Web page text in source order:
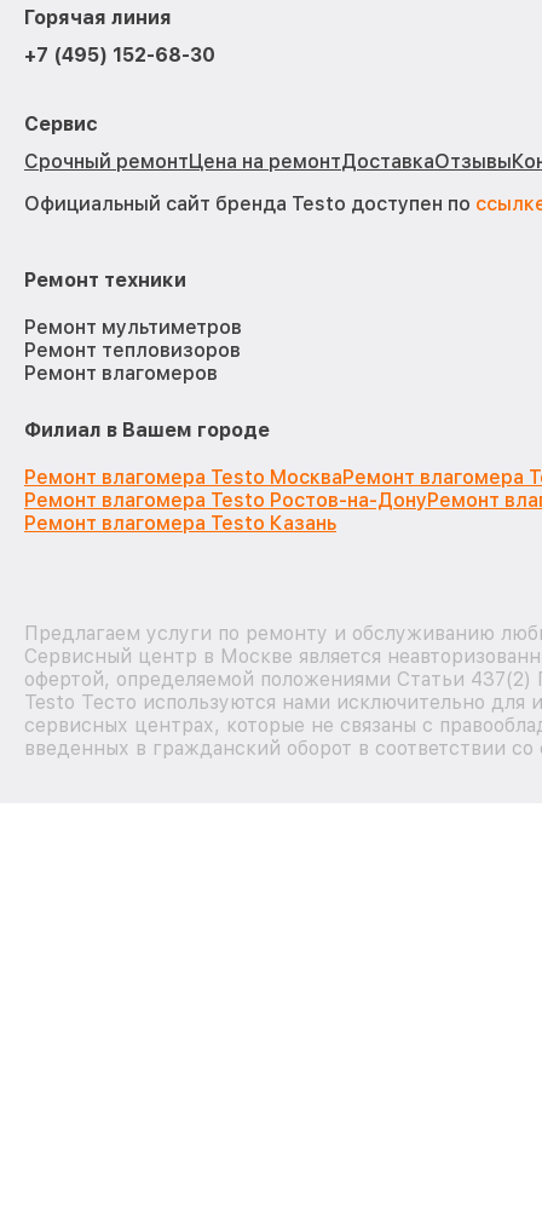
Горячая линия
+7 (495) 152-68-30
Сервис
Срочный ремонтЦена на ремонтДоставкаОтзывы
Официальный сайт бренда Testo доступен по
Ремонт техники
Ремонт мультиметров
Ремонт тепловизоров
Ремонт влагомеров
Филиал в Вашем городе
Ремонт влагомера Testo МоскваРемонт влагомера
Ремонт влагомера Testo Ростов-на-ДонуРемонт
Ремонт влагомера Testo Казань
Предлагаем услуги по ремонту и обслуживанию
Сервисный центр в Москве является
офертой, определяемой положениями Статьи
Testo Тесто используются нами исключительно
сервисных центрах, которые не связаны с
введенных в гражданский оборот в соответствии